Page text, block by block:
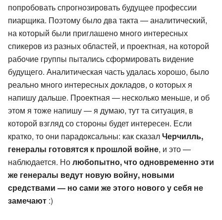
попробовать спрогнозировать будущее профессии
пиарщика. Поэтому было два такта — аналитический,
на который были приглашено много интересных
спикеров из разных областей, и проектная, на которой
рабочие группы пытались сформировать видение
будущего. Аналитическая часть удалась хорошо, было
реально много интересных докладов, о которых я
напишу дальше. Проектная — несколько меньше, и об
этом я тоже напишу — я думаю, тут та ситуация, в
которой взгляд со стороны будет интересен. Если
кратко, то они парадоксальны: как сказалЧерчилль,
генералы готовятся к прошлой войне, и это —
наблюдается. Нолюбопытно, что одновременно эти
же генералы ведут новую войну, новыми
средствами — но сами же этого нового у себя не
замечают :)